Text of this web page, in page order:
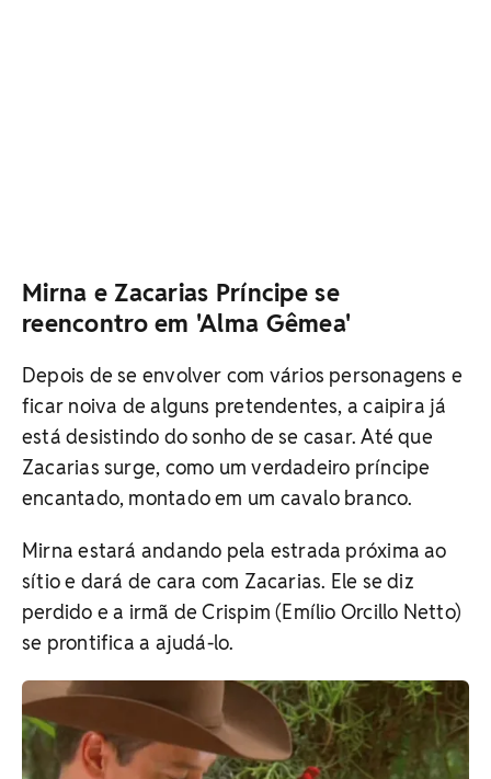
Mirna e Zacarias Príncipe se
reencontro em 'Alma Gêmea'
Depois de se envolver com vários personagens e
ficar noiva de alguns pretendentes, a caipira já
está desistindo do sonho de se casar. Até que
Zacarias surge, como um verdadeiro príncipe
encantado, montado em um cavalo branco.
Mirna estará andando pela estrada próxima ao
sítio e dará de cara com Zacarias. Ele se diz
perdido e a irmã de Crispim (Emílio Orcillo Netto)
se prontifica a ajudá-lo.